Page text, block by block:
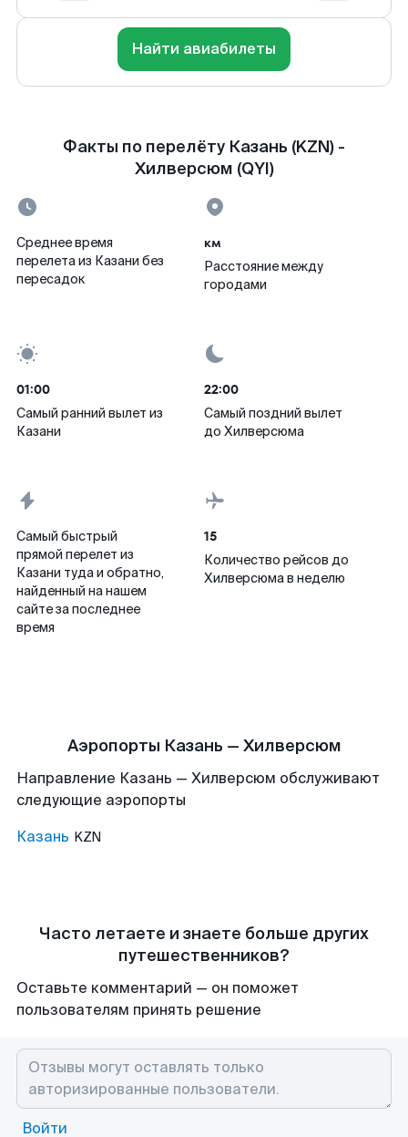
Найти авиабилеты
Факты по перелёту Казань (KZN) -
Хилверсюм (QYI)
Среднее время
перелета из Казани без
пересадок
км
Расстояние между
городами
01:00
Самый ранний вылет из
Казани
22:00
Самый поздний вылет
до Хилверсюма
Самый быстрый
прямой перелет из
Казани туда и обратно,
найденный на нашем
сайте за последнее
время
15
Количество рейсов до
Хилверсюма в неделю
Аэропорты Казань — Хилверсюм
Направление Казань — Хилверсюм обслуживают
следующие аэропорты
Казань KZN
Часто летаете и знаете больше других
путешественников?
Оставьте комментарий — он поможет
пользователям принять решение
Войти